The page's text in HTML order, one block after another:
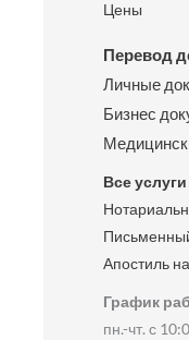
Цены
Перевод
Личные
Бизнес
Все услуги
Апостиль
График
пн.-чт. с